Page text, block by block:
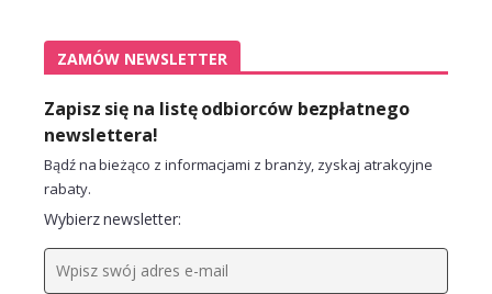
ZAMÓW NEWSLETTER
Zapisz się na listę odbiorców bezpłatnego
newslettera!
Bądź na bieżąco z informacjami z branży, zyskaj atrakcyjne
rabaty.
Wybierz newsletter: